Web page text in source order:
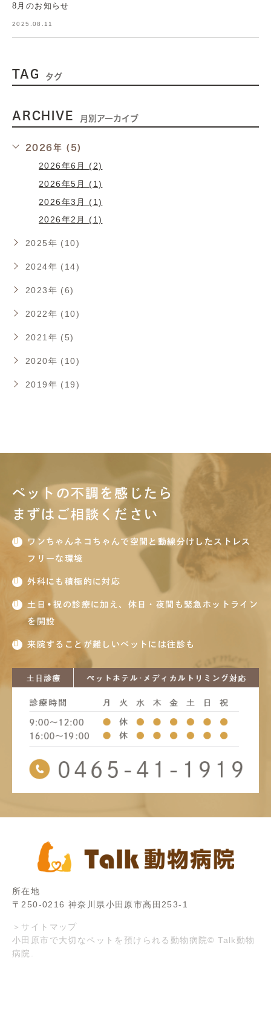
8月のお知らせ
2025.08.11
TAG タグ
ARCHIVE 月別アーカイブ
2026年 (5)
2026年6月 (2)
2026年5月 (1)
2026年3月 (1)
2026年2月 (1)
2025年 (10)
2024年 (14)
2023年 (6)
2022年 (10)
2021年 (5)
2020年 (10)
2019年 (19)
ペットの不調を感じたら
まずはご相談ください
ワンちゃんネコちゃんで空間と動線分けしたストレス
フリーな環境
外科にも積極的に対応
土日•祝の診療に加え、休日・夜間も緊急ホットライン
を開設
来院することが難しいペットには往診も
所在地
〒250-0216 神奈川県小田原市高田253-1
＞サイトマップ
小田原市で大切なペットを預けられる動物病院© Talk動物
病院.